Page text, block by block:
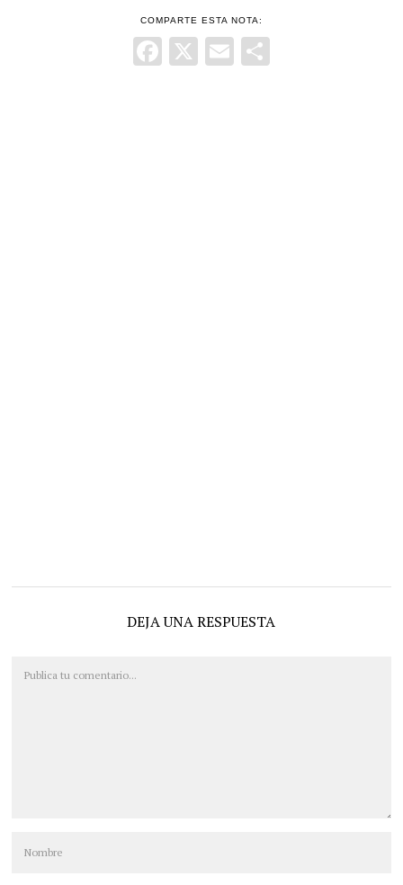
COMPARTE ESTA NOTA:
Facebook
X Email
DEJA UNA RESPUESTA